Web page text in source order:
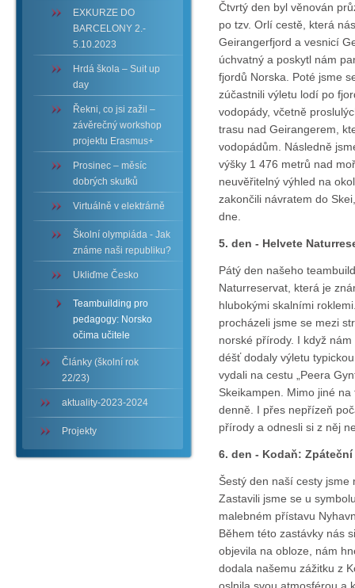
EXKURZE DO
BARCELONY 2.-
5.10.2023
Hrdá škola – Suit up
day
Řekni, co jsi zažil –
závěrečný workshop
projektu Erasmus+
Prosinec – měsíc
dobrých skutků
Virtuálně v elektrárně
Školní olympiáda - Jak
známe naši republiku?
Ukliďme Česko
Teambuilding pro
pedagogy: Norsko
očima učitele
Články (školní rok
22/23)
aktuality-2023-2024
Projekty
Čtvrtý den byl věnován
po tzv. Orlí cestě, která
Geirangerfjord a vesnicí
úchvatný a poskytl nám
fjordů Norska. Poté jsme
zúčastnili výletu lodí po
vodopády, včetně
trasu nad Geirangerem,
vodopádům. Následně
výšky 1 476 metrů nad
neuvěřitelný výhled na
zakončili návratem do
dne.
5. den - Helvete
Pátý den našeho
Naturreservat, která je
hlubokými skalními
procházeli jsme se mezi
norské přírody. I když
déšť dodaly výletu
vydali na cestu „Peera
Skeikampen. Mimo jiné
denně. I přes nepřízeň
přírody a odnesli si z něj
6. den - Kodaň:
Šestý den naší cesty jsme
Zastavili jsme se u
malebném přístavu
Během této zastávky nás
objevila na obloze, nám
dodala našemu zážitku z